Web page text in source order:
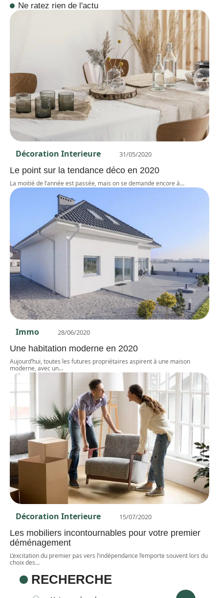
Ne ratez rien de l'actu
Décoration Interieure 31/05/2020
Le point sur la tendance déco en 2020
La moitié de l’année est passée, mais on se demande encore à…
Immo 28/06/2020
Une habitation moderne en 2020
Aujourd’hui, toutes les futures propriétaires aspirent à une maison
moderne, avec un…
Décoration Interieure 15/07/2020
Les mobiliers incontournables pour votre premier
déménagement
L’excitation du premier pas vers l’indépendance l’emporte souvent lors du
choix des…
RECHERCHE